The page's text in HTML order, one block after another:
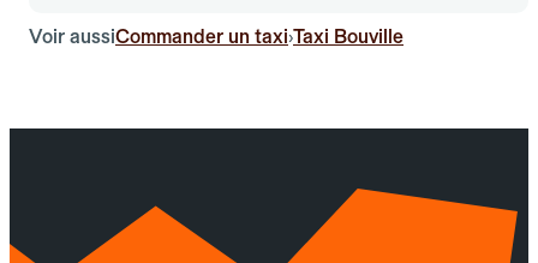
Voir aussiCommander un taxi›Taxi Bouville